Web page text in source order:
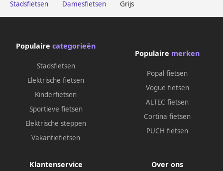
Stadsfietsen Damesfietsen Grijs
Populaire categorieën
Stadsfietsen
Elektrische fietsen
Kinderfietsen
Sportieve fietsen
Elektrische steppen
Vakantiefietsen
Populaire merken
Popal fietsen
Vogue fietsen
ALTEC fietsen
Cortina fietsen
PUCH fietsen
Klantenservice Over ons